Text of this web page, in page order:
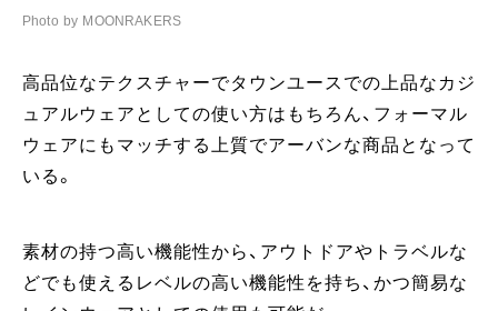
Photo by MOONRAKERS
高品位なテクスチャーでタウンユースでの上品なカジ
ュアルウェアとしての使い方はもちろん、フォーマル
ウェアにもマッチする上質でアーバンな商品となって
いる。
素材の持つ高い機能性から、アウトドアやトラベルな
どでも使えるレベルの高い機能性を持ち、かつ簡易な